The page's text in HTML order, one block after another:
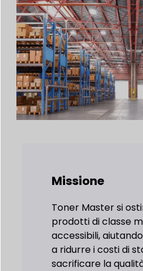
Missione
Toner Master si
prodotti di classe
accessibili,
a ridurre i costi di
sacrificare la